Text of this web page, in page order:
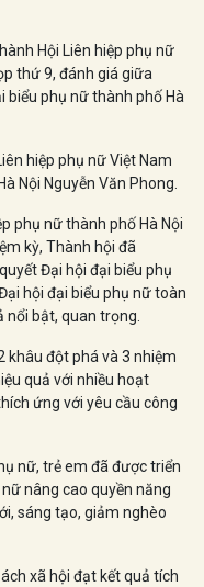
Hội Liên hiệp phụ nữ
thứ 9, đánh giá giữa
biểu phụ nữ thành phố Hà
hiệp phụ nữ Việt Nam
Nội Nguyễn Văn Phong.
phụ nữ thành phố Hà Nội
kỳ, Thành hội đã
Đại hội đại biểu phụ
hội đại biểu phụ nữ toàn
nổi bật, quan trọng.
khâu đột phá và 3 nhiệm
quả với nhiều hoạt
ứng với yêu cầu công
nữ, trẻ em đã được triển
nâng cao quyền năng
sáng tạo, giảm nghèo
xã hội đạt kết quả tích